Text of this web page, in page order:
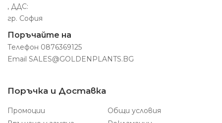
, ДДС:
гр. София
Поръчайте на
Телефон 0876369125
Email SALES@GOLDENPLANTS.BG
Поръчка и Доставка
Промоции
Общи условия